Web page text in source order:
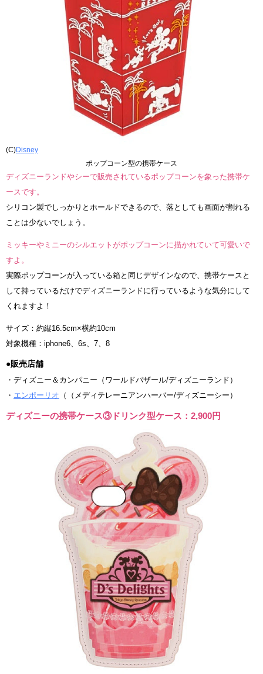
(C)Disney
ポップコーン型の携帯ケース
ディズニーランドやシーで販売されているポップコーンを象った携帯ケ
ースです。
シリコン製でしっかりとホールドできるので、落としても画面が割れる
ことは少ないでしょう。
ミッキーやミニーのシルエットがポップコーンに描かれていて可愛いで
すよ。
実際ポップコーンが入っている箱と同じデザインなので、携帯ケースと
して持っているだけでディズニーランドに行っているような気分にして
くれますよ！
サイズ：約縦16.5cm×横約10cm
対象機種：iphone6、6s、7、8
●販売店舗
・ディズニー＆カンパニー（ワールドバザール/ディズニーランド）
・ エンポーリオ （（メディテレーニアンハーバー/ディズニーシー）
ディズニーの携帯ケース③ドリンク型ケース：2,900円